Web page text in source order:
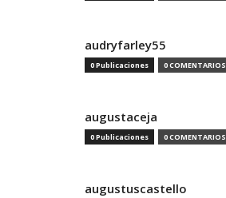
audryfarley55
0 Publicaciones 0 COMENTARIOS
augustaceja
0 Publicaciones 0 COMENTARIOS
augustuscastello